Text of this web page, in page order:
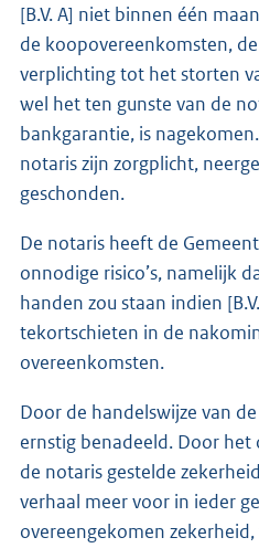
[B.V. A] niet binnen één
de koopovereenkomsten,
verplichting tot het storten
wel het ten gunste van de
bankgarantie, is
notaris zijn zorgplicht,
geschonden.
De notaris heeft de
onnodige risico’s, namelijk
handen zou staan indien
tekortschieten in de
overeenkomsten.
Door de handelswijze van
ernstig benadeeld. Door
de notaris gestelde
verhaal meer voor in ieder
overeengekomen